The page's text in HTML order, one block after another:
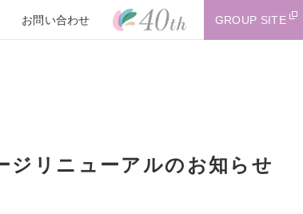
お問い合わせ GROUP SITE
リニューアルのお知らせ